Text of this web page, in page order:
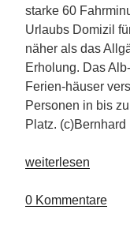
starke 60
Urlaubs Domizil
näher als das
Erholung. Das
Ferien-häuser
Personen in bis
Platz.
„Lauterdörfle
Alb“
weiterlesen
0 Kommentare